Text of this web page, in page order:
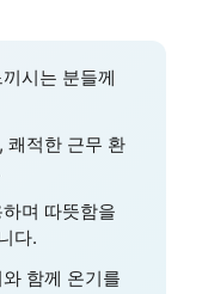
시는 분들께
쾌적한 근무 환
하며 따뜻함을
다.
함께 온기를